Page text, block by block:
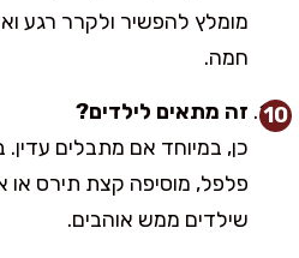
מומלץ להפשיר ולקרר רגע
חמה.
זה מתאים לילדים?
כן, במיוחד אם מתבלים
פלפל, מוסיפה קצת תירס או
שילדים ממש אוהבים.